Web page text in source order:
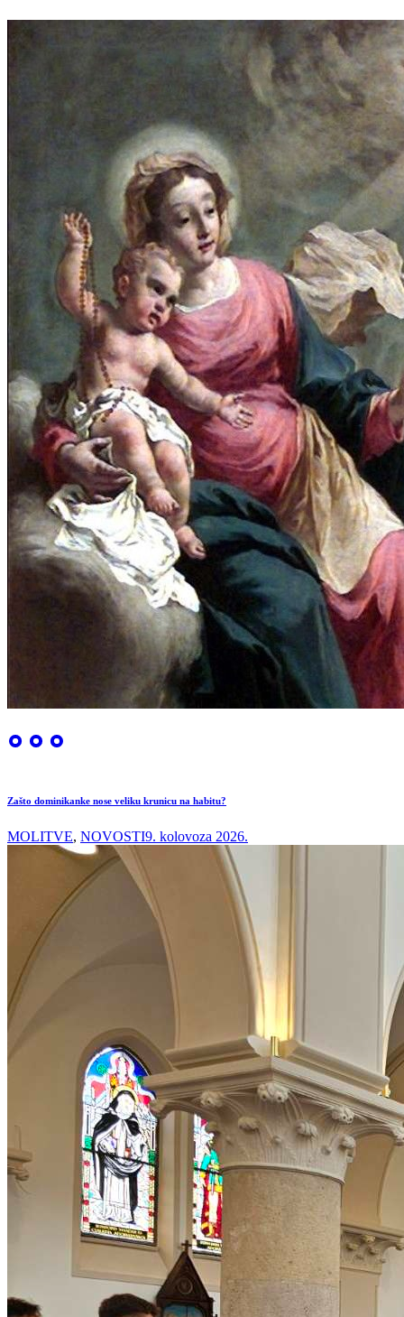
Zašto dominikanke nose veliku krunicu na habitu?
MOLITVE, NOVOSTI9. kolovoza 2026.